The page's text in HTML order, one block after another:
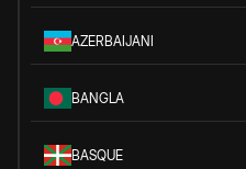
AZERBAIJANI
BANGLA
BASQUE